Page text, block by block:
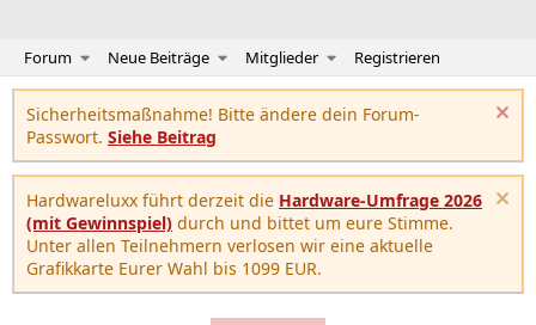
Forum Neue Beiträge Mitglieder Registrieren
Sicherheitsmaßnahme! Bitte ändere dein Forum-
Passwort. Siehe Beitrag
Hardwareluxx führt derzeit die Hardware-Umfrage 2026
(mit Gewinnspiel) durch und bittet um eure Stimme.
Unter allen Teilnehmern verlosen wir eine aktuelle
Grafikkarte Eurer Wahl bis 1099 EUR.